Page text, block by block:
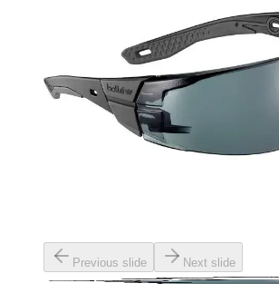
Previous slide Next slide